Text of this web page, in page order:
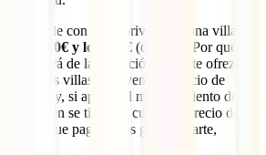
doble con baño privado en una villa
los 200€ y los 800€ (o más). ¿Por qué
de la ubicación y qué te ofrezca
muchas villas incluyen el servicio de
y, si aplica, el mantenimiento de la
también se tiene en cuenta el precio de la
tienes que pagar estos gastos aparte,